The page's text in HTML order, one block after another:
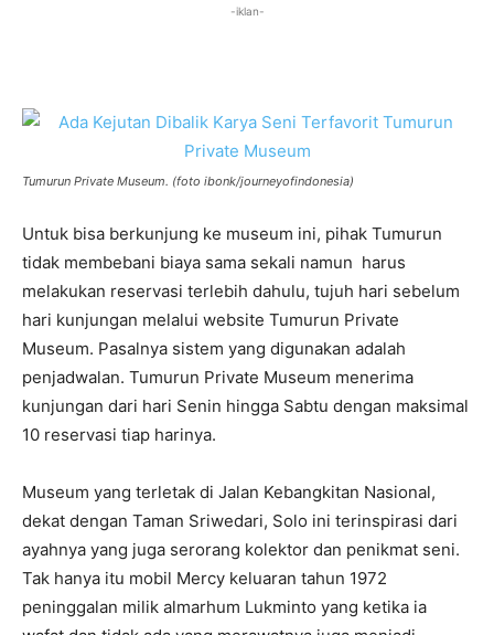
-iklan-
Tumurun Private Museum. (foto ibonk/journeyofindonesia)
Untuk bisa berkunjung ke museum ini, pihak Tumurun
tidak membebani biaya sama sekali namun harus
melakukan reservasi terlebih dahulu, tujuh hari sebelum
hari kunjungan melalui website Tumurun Private
Museum. Pasalnya sistem yang digunakan adalah
penjadwalan. Tumurun Private Museum menerima
kunjungan dari hari Senin hingga Sabtu dengan maksimal
10 reservasi tiap harinya.
Museum yang terletak di Jalan Kebangkitan Nasional,
dekat dengan Taman Sriwedari, Solo ini terinspirasi dari
ayahnya yang juga serorang kolektor dan penikmat seni.
Tak hanya itu mobil Mercy keluaran tahun 1972
peninggalan milik almarhum Lukminto yang ketika ia